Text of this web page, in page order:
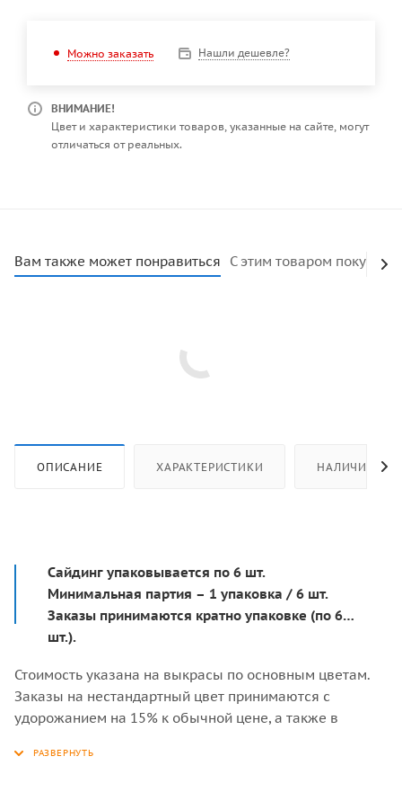
Можно заказать Нашли дешевле?
ВНИМАНИЕ!
Цвет и характеристики товаров, указанные на сайте, могут
отличаться от реальных.
Вам также может понравиться С этим товаром покупают
ОПИСАНИЕ ХАРАКТЕРИСТИКИ НАЛИЧИЕ
Сайдинг упаковывается по 6 шт.
Минимальная партия – 1 упаковка / 6 шт.
Заказы принимаются кратно упаковке (по 6
шт.).
Стоимость указана на выкрасы по основным цветам.
Заказы на нестандартный цвет принимаются с
удорожанием на 15% к обычной цене, а также в
Система крепежа «шип-паз» (под кляймер).